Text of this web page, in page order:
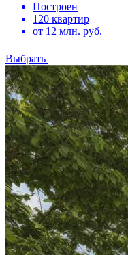
Построен
120 квартир
от 12 млн. руб.
Выбрать